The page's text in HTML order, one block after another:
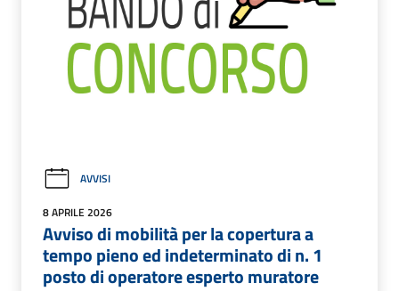
AVVISI
8 APRILE 2026
Avviso di mobilità per la copertura a
tempo pieno ed indeterminato di n. 1
posto di operatore esperto muratore